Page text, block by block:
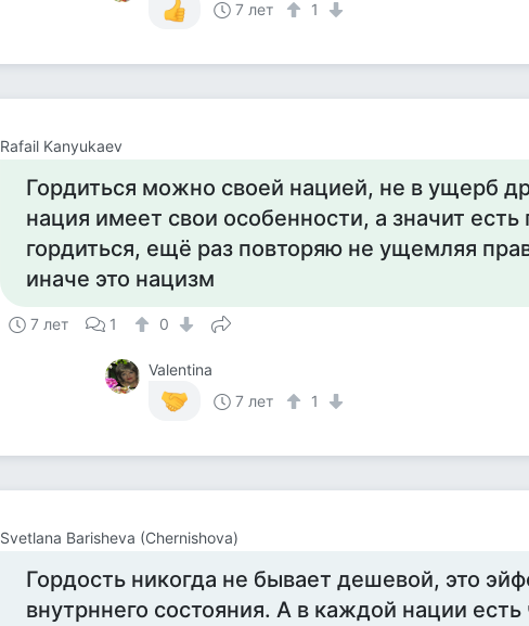
7 лет
1
Rafail Kanyukaev
Гордиться можно своей нацией, не в ущерб
нация имеет свои особенности, а значит есть
гордиться, ещё раз повторяю не ущемляя
иначе это нацизм
7 лет 1 0
Valentina
7 лет
1
Svetlana Barisheva (Chernishova)
Гордость никогда не бывает дешевой, это
внутрннего состояния. А в каждой нации есть